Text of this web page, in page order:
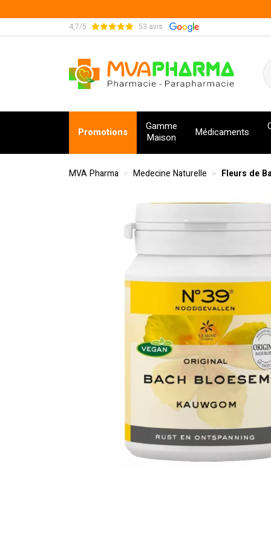
4,7/5 53 avis
MVA Pharma Votre pharmacie en ligne à votre
Promotions
Gamme
Maison
Médicaments
MVA Pharma Medecine Naturelle Fleurs de